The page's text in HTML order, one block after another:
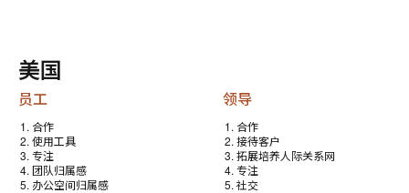
美国
员工
合作
使用工具
专注
团队归属感
办公空间归属感
领导
合作
接待客户
拓展培养人际关系网
专注
社交